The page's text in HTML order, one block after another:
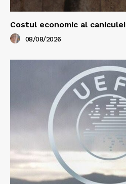
Costul economic al
08/08/2026